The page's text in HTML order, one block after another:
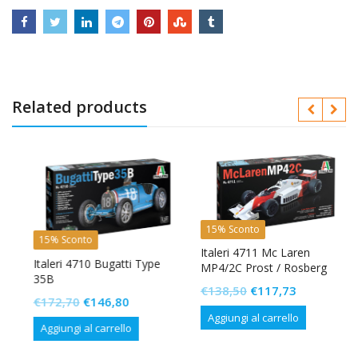
Related products
15% Sconto
Italeri 4710 Bugatti Type
35B
172,70Il
prezzo
originale
€146,80Il
prezzo
attuale
Aggiungi al carrello
15% Sconto
Italeri 4711 Mc Laren
MP4/2C Prost / Rosberg
138,50Il
prezzo
originale
€117,73Il
prezzo
attuale
Aggiungi al carrello